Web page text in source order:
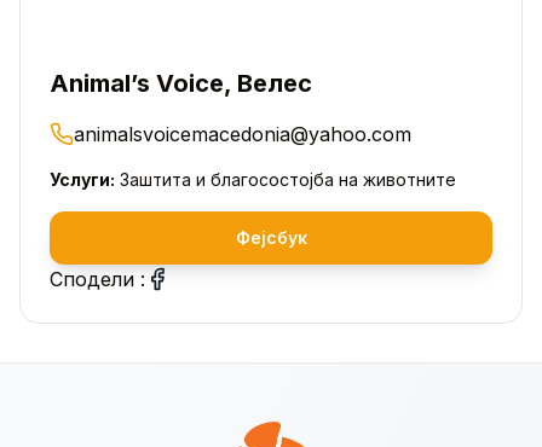
Animal’s Voice, Велес
animalsvoicemacedonia@yahoo.com
Услуги: Заштита и благосостојба на животните
Фејсбук
Сподели :